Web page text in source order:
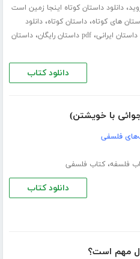
،دانلود داستان کوتاه اینجا زمین است
های کوتاه،داستان کوتاه،دانلود
داستان ایرانی،pdf داستان رایگان ،داستان
دانلود کتاب
با خویشتن)
فلسفی
فلسفه،کتاب فلسفی
دانلود کتاب
مهم است؟